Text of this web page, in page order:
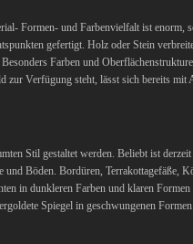
Formen- und Farbenvielfalt ist enorm,
gefertigt. Holz oder Stein
Farben und
Verfügung steht, lässt sich bereits mit
Stil gestaltet werden. Beliebt ist
Böden. Bordüren, Terrakottagefäße,
in dunkleren Farben und klaren
Spiegel in geschwungenen